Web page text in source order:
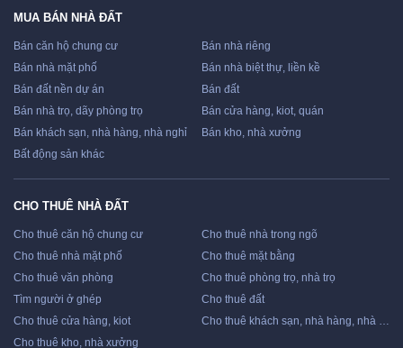
MUA BÁN NHÀ ĐẤT
Bán căn hộ chung cư
Bán nhà riêng
Bán nhà mặt phố
Bán nhà biệt thự, liền kề
Bán đất nền dự án
Bán đất
Bán nhà trọ, dãy phòng trọ
Bán cửa hàng, kiot, quán
Bán khách sạn, nhà hàng, nhà nghỉ
Bán kho, nhà xưởng
Bất động sản khác
CHO THUÊ NHÀ ĐẤT
Cho thuê căn hộ chung cư
Cho thuê nhà trong ngõ
Cho thuê nhà mặt phố
Cho thuê mặt bằng
Cho thuê văn phòng
Cho thuê phòng trọ, nhà trọ
Tìm người ở ghép
Cho thuê đất
Cho thuê cửa hàng, kiot
Cho thuê kho, nhà xưởng